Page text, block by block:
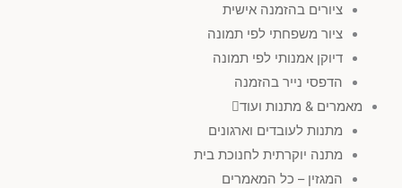
ציורים בהזמנה אישית
ציור משפחתי לפי תמונה
דיוקן אמנותי לפי תמונה
הדפסי נייר בהזמנה
מאמרים & מתנות ועוד
מתנות לעובדים וארגונים
מתנה יוקרתית לחנוכת בית
המגזין – כל המאמרים